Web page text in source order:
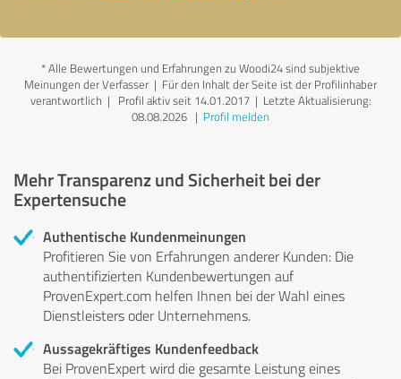
*Alle Bewertungen und Erfahrungen zu Woodi24 sind subjektive
Meinungen der Verfasser | Für den Inhalt der Seite ist der Profilinhaber
verantwortlich | Profil aktiv seit 14.01.2017 | Letzte Aktualisierung:
08.08.2026 | Profil melden
Mehr Transparenz und Sicherheit bei der
Expertensuche
Authentische Kundenmeinungen
Profitieren Sie von Erfahrungen anderer Kunden: Die
authentifizierten Kundenbewertungen auf
ProvenExpert.com helfen Ihnen bei der Wahl eines
Dienstleisters oder Unternehmens.
Aussagekräftiges Kundenfeedback
Bei ProvenExpert wird die gesamte Leistung eines